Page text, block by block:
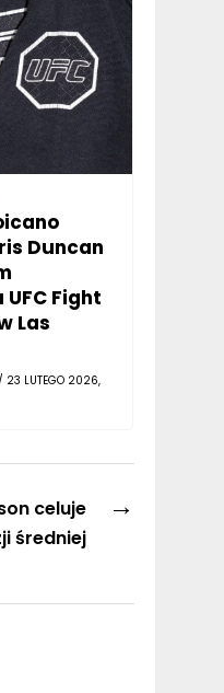
Duncan
Fight
Las
23 LUTEGO 2026,
→
celuje
średniej